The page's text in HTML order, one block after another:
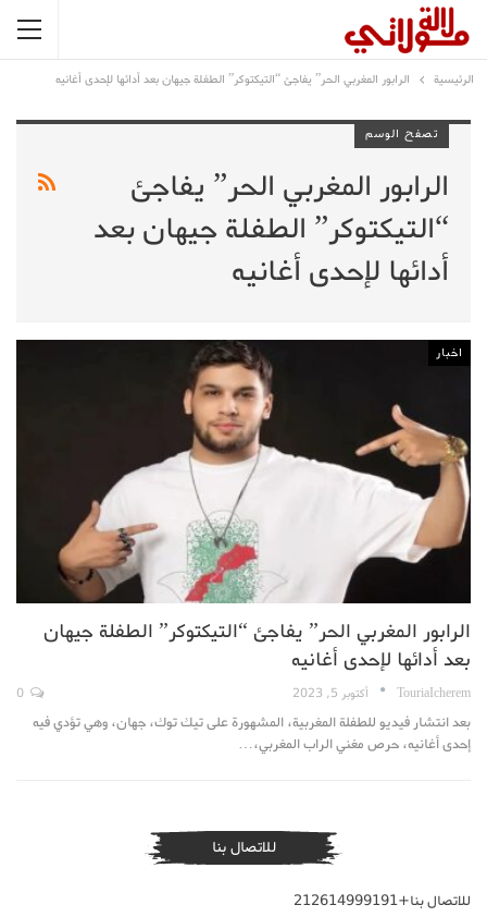
الرئيسية الرابور المغربي الحر” يفاجئ “التيكتوكر” الطفلة جيهان بعد أدائها لإحدى أغانيه
تصفح الوسم
الرابور المغربي الحر” يفاجئ
“التيكتوكر” الطفلة جيهان بعد
أدائها لإحدى أغانيه
اخبار
الرابور المغربي الحر” يفاجئ “التيكتوكر” الطفلة جيهان
بعد أدائها لإحدى أغانيه
TouriaIcherem أكتوبر 5, 2023
بعد انتشار فيديو للطفلة المغربية، المشهورة على تيك توك، جهان، وهي تؤدي فيه
إحدى أغانيه، حرص مغني الراب المغربي،…
للاتصال بنا
للاتصال بنا+212614999191